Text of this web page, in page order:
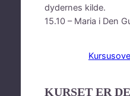
dydernes kilde.
15.10 – Maria i Den
KURSET ER